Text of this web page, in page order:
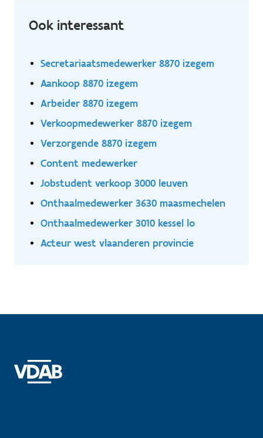
Ook interessant
Secretariaatsmedewerker 8870 izegem
Aankoop 8870 izegem
Arbeider 8870 izegem
Verkoopmedewerker 8870 izegem
Verzorgende 8870 izegem
Content medewerker
Jobstudent verkoop 3000 leuven
Onthaalmedewerker 3630 maasmechelen
Onthaalmedewerker 3010 kessel lo
Acteur west vlaanderen provincie